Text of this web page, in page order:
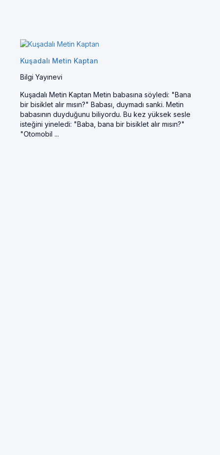
Kuşadalı Metin Kaptan
Bilgi Yayınevi
Kuşadalı Metin Kaptan Metin babasına söyledi: "Bana
bir bisiklet alır mısın?" Babası, duymadı sanki. Metin
babasının duyduğunu biliyordu. Bu kez yüksek sesle
isteğini yineledi: "Baba, bana bir bisiklet alır mısın?"
"Otomobil ...